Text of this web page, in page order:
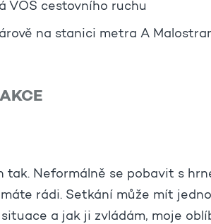
VOŠ cestovního ruchu
na stanici metra A
tak. Neformálně se pobavit s
rádi. Setkání může mít
a jak ji zvládám, moje